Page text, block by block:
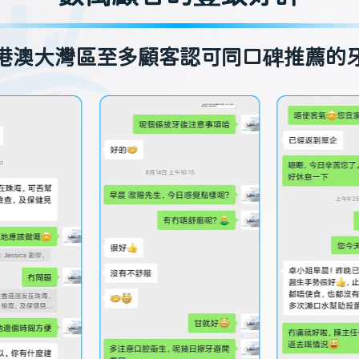
澳大灣區至多顧客認可同口碑推薦的